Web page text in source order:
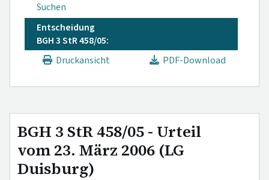
Suchen
Entscheidung
BGH 3 StR 458/05:
Druckansicht
PDF-Download
BGH 3 StR 458/05 - Urteil
vom 23. März 2006 (LG
Duisburg)